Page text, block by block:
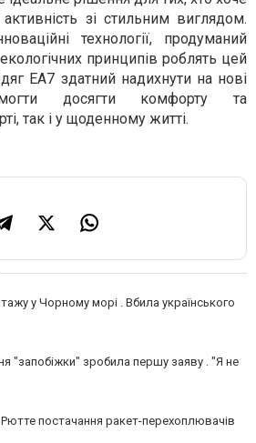
зі стильним виглядом.
технології, продуманий
принципів роблять цей
EA7 здатний надихнути на нові
досягти комфорту та
так і у щоденному житті.
у Чорному морі . Вбила українського
"запобіжки" зробила першу заяву . "Я не
постачання ракет-перехоплювачів